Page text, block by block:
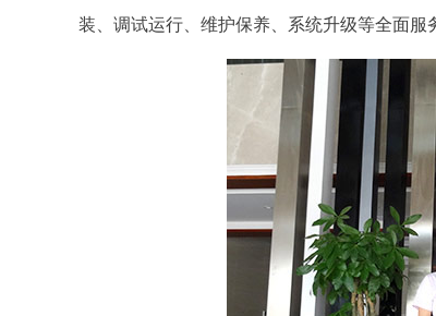
装、调试运行、维护保养、系统升级等全面服